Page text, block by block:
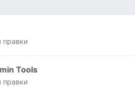
правки
Tools
правки